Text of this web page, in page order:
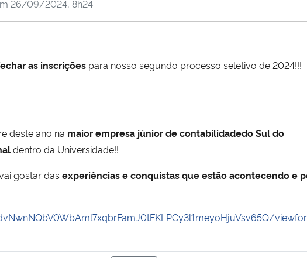
26/09/2024, 8h24
as inscrições para nosso segundo processo seletivo de 2024!!!
deste ano na maior empresa júnior de contabilidadedo Sul do
dentro da Universidade!!
gostar das experiências e conquistas que estão acontecendo e